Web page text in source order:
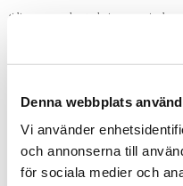
Denna webbplats
Vi använder
och annonserna till
för sociala medier och
tidigare en vacker teckning som visade
presidenten, men han sätter geväret i
på bröllopet och uttrycket Teddy's Bears
tillåtelse att få kalla den här nya mjuka
Några av Steiffs nallar har behållt det